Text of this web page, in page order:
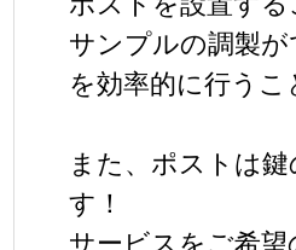
サンプルの調製
を効率的に行うこ
また、ポストは
す！
サービスをご希望